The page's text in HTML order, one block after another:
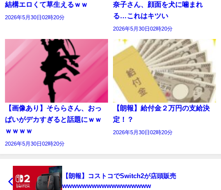
結構エロくて草生えるｗｗ
2026年5月30日02時20分
奈子さん、顔面を犬に噛まれ
る…これはキツい
2026年5月30日02時20分
【画像あり】そららさん、おっ
ぱいがデカすぎると話題にｗｗ
ｗｗｗｗ
2026年5月30日02時20分
【朗報】給付金２万円の支給決
定！？
2026年5月30日02時20分
【朗報】コストコでSwitch2が店頭販売
wwwwwwwwwwwwwwwwww